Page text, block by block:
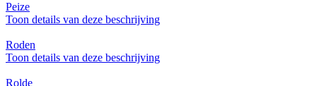
Peize
Toon details van deze beschrijving
Roden
Toon details van deze beschrijving
Rolde